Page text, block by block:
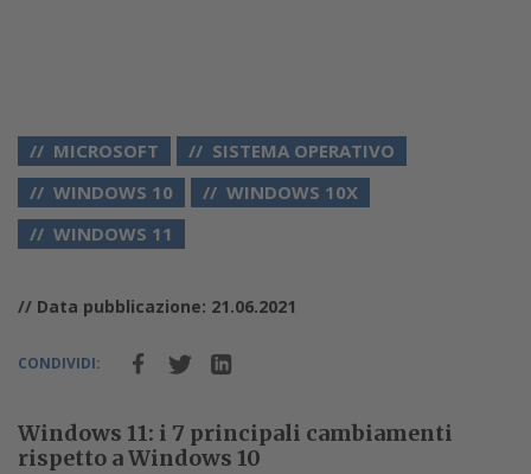
MICROSOFT
SISTEMA OPERATIVO
WINDOWS 10
WINDOWS 10X
WINDOWS 11
// Data pubblicazione: 21.06.2021
CONDIVIDI:
Windows 11: i 7 principali cambiamenti
rispetto a Windows 10